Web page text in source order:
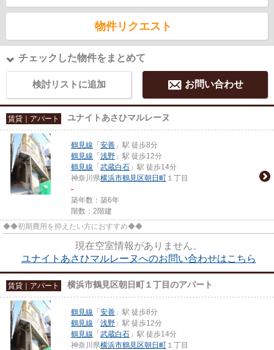
物件リクエスト
チェックした物件をまとめて
検討リストに追加 お問い合わせ
賃貸｜アパート ユナイトあさひマルレーヌ
鶴見線 「 安善 」駅 徒歩8分
鶴見線 「 浅野 」駅 徒歩12分
鶴見線 「 武蔵白石 」駅 徒歩14分
神奈川県横浜市鶴見区朝日町 １丁目
-
築年数：築6年
階数：2階建
◆◆初期費用を抑えたい方におすすめ◆◆
現在空室情報がありません。
ユナイトあさひマルレーヌへのお問い合わせはこちら
賃貸｜アパート 横浜市鶴見区朝日町１丁目のアパート
鶴見線 「 安善 」駅 徒歩8分
鶴見線 「 浅野 」駅 徒歩12分
鶴見線 「 武蔵白石 」駅 徒歩14分
神奈川県横浜市鶴見区朝日町 １丁目